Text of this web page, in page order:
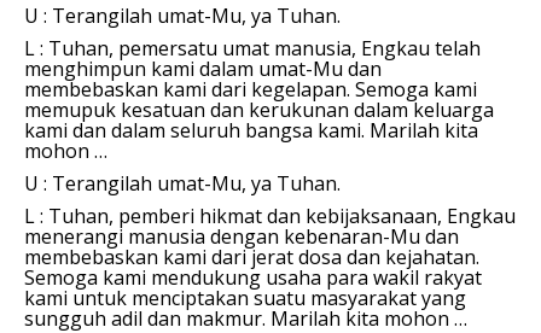
U : Terangilah umat-Mu, ya Tuhan.
L : Tuhan, pemersatu umat manusia, Engkau telah
menghimpun kami dalam umat-Mu dan
membebaskan kami dari kegelapan. Semoga kami
memupuk kesatuan dan kerukunan dalam keluarga
kami dan dalam seluruh bangsa kami. Marilah kita
mohon …
U : Terangilah umat-Mu, ya Tuhan.
L : Tuhan, pemberi hikmat dan kebijaksanaan, Engkau
menerangi manusia dengan kebenaran-Mu dan
membebaskan kami dari jerat dosa dan kejahatan.
Semoga kami mendukung usaha para wakil rakyat
kami untuk menciptakan suatu masyarakat yang
sungguh adil dan makmur. Marilah kita mohon …